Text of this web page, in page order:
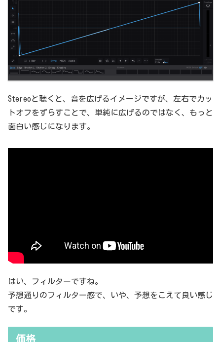
Stereoと聴くと、音を広げるイメージですが、左右でカッ
トオフをずらすことで、単純に広げるのではなく、もっと
面白い感じになります。
はい、フィルターですね。
予想通りのフィルター感で、いや、予想をこえて良い感じ
です。
価格